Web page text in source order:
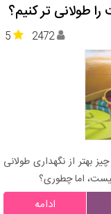
طولانی تر کنیم؟
5 2472
بهتر از نگهداری طولانی
اما چطوری؟
ادامه